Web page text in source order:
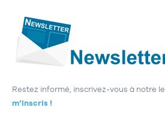
Restez informé, inscrivez-vous à notre
m’inscris !